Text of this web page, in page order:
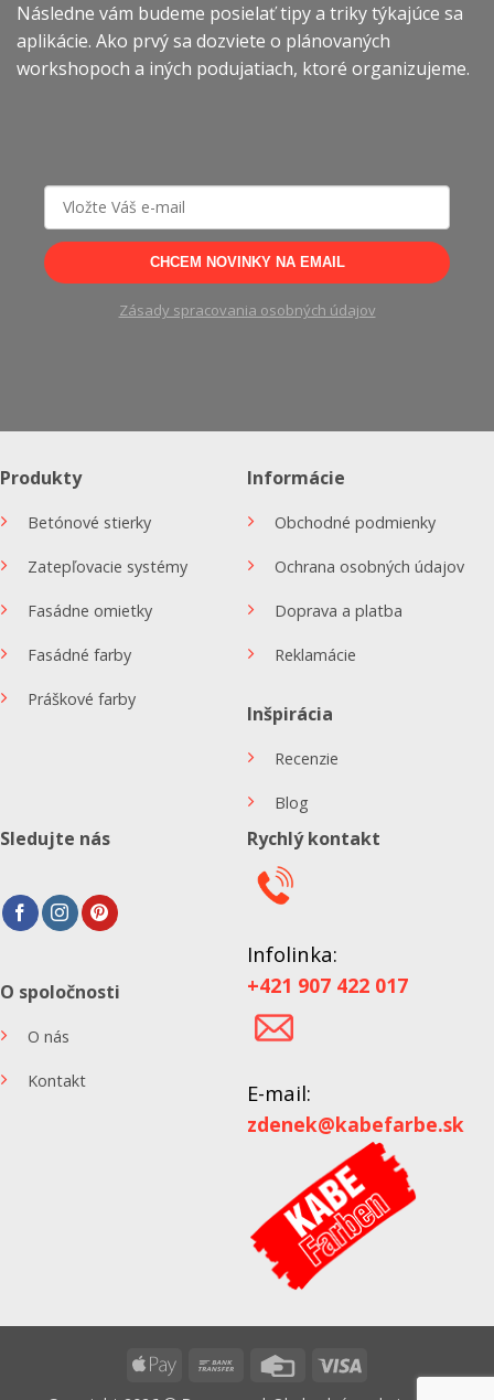
Následne vám budeme posielať tipy a triky týkajúce sa
aplikácie. Ako prvý sa dozviete o plánovaných
workshopoch a iných podujatiach, ktoré organizujeme.
CHCEM NOVINKY NA EMAIL
Zásady spracovania osobných údajov
Produkty
Betónové stierky
Zatepľovacie systémy
Fasádne omietky
Fasádné farby
Práškové farby
Informácie
Obchodné podmienky
Ochrana osobných údajov
Doprava a platba
Reklamácie
Inšpirácia
Recenzie
Blog
Sledujte nás
O spoločnosti
O nás
Kontakt
Rychlý kontakt
Infolinka:
+421 907 422 017
E-mail:
zdenek@kabefarbe.sk
Apple
Bank
Credit